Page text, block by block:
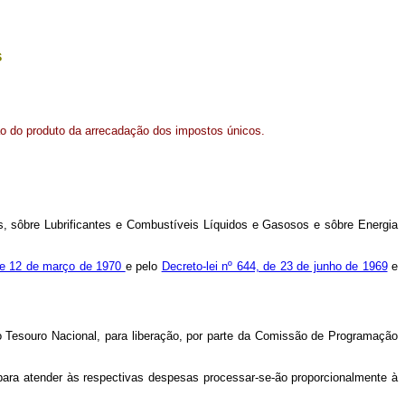
do produto da arrecadação dos impostos únicos.
Lubrificantes e Combustíveis Líquidos e Gasosos e sôbre Energia
12 de março de 1970 e pelo Decreto-lei nº 644, de 23 de junho de 1969e
Nacional, para liberação, por parte da Comissão de Programação
às respectivas despesas processar-se-ão proporcionalmente à